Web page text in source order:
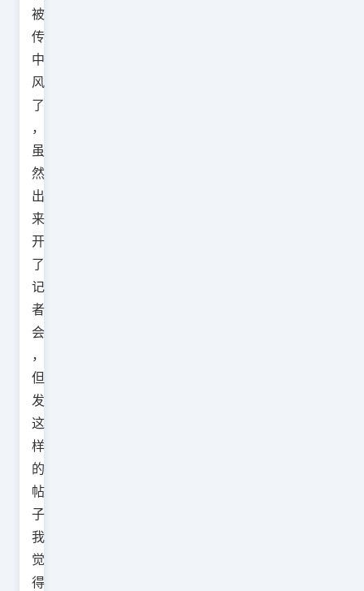
被
传
中
风
了
，
虽
然
出
来
开
了
记
者
会
，
但
发
这
样
的
帖
子
我
觉
得